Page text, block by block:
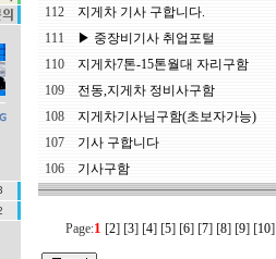
112
지게차 기사 구합니다.
111
▶ 중장비기사 취업포털
110
지게차7톤-15톤월대 자리구함
109
전동,지게차 정비사구함
108
지게차기사님구함(초보자가능)
107
기사 구합니다
106
기사구함
Page:1 [2] [3] [4] [5] [6] [7] [8] [9] [10]